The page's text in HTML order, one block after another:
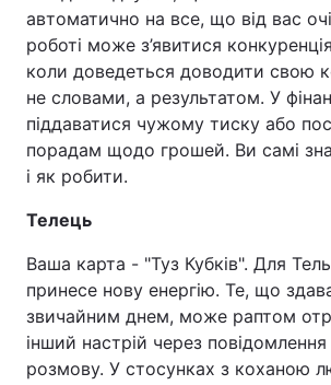
автоматично на все, що від вас
роботі може з’явитися
коли доведеться доводити свою
не словами, а результатом. У
піддаватися чужому тиску або
порадам щодо грошей. Ви самі
і як робити.
Телець
Ваша карта - "Туз Кубків". Для
принесе нову енергію. Те, що
звичайним днем, може раптом
інший настрій через
розмову. У стосунках з коханою